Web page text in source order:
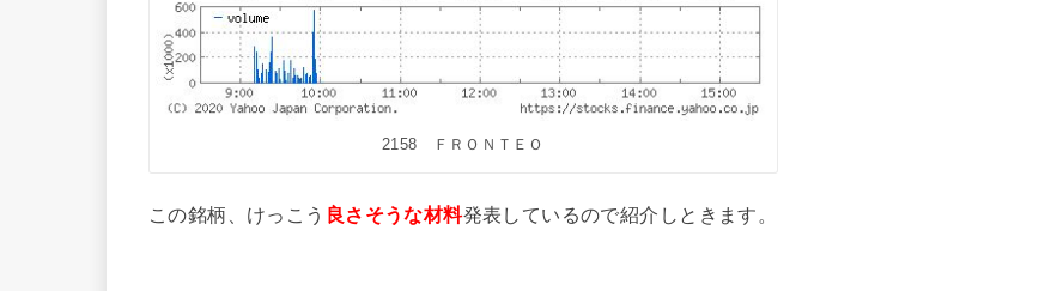
2158 ＦＲＯＮＴＥＯ
この銘柄、けっこう 良さそうな材料発表しているので紹介しときます。